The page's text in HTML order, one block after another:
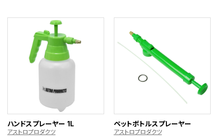
ハンドスプレーヤー 1L
アストロプロダクツ
ペットボトルスプレーヤー
アストロプロダクツ